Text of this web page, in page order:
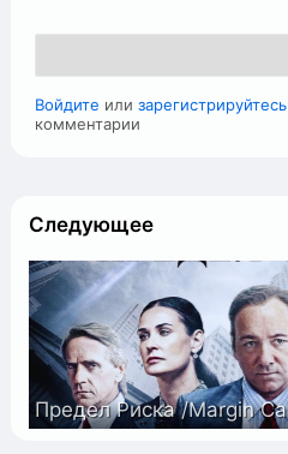
Войдите илизарегистрируйтесь
комментарии
Следующее